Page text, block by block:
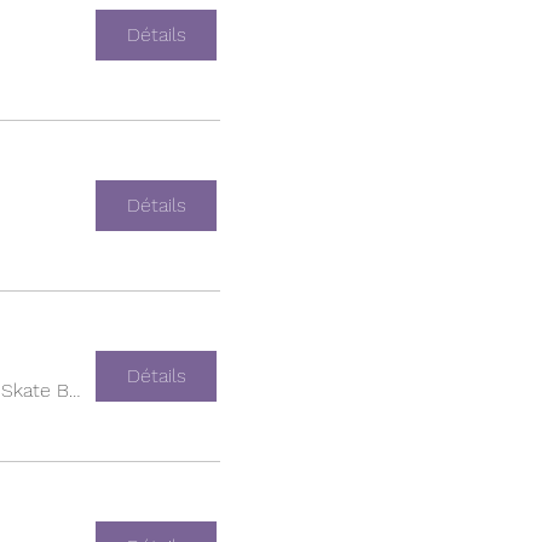
Détails
Détails
Empire Skate Building
Détails